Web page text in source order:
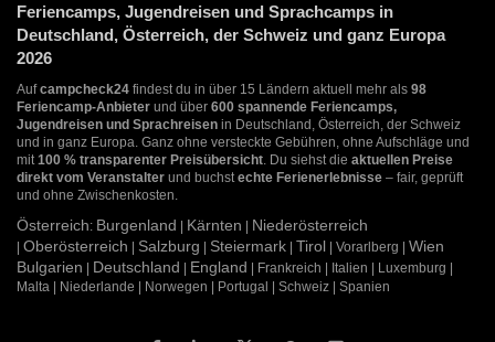
Feriencamps, Jugendreisen und Sprachcamps in
Deutschland, Österreich, der Schweiz und ganz Europa
2026
Aufcampcheck24 findest du in über 15 Ländern aktuell mehr als 98
Feriencamp-Anbieter und über 600 spannende Feriencamps,
Jugendreisen und Sprachreisen in Deutschland, Österreich, der Schweiz
und in ganz Europa. Ganz ohne versteckte Gebühren, ohne Aufschläge und
mit100 % transparenter Preisübersicht. Du siehst die aktuellen Preise
direkt vom Veranstalter und buchstechte Ferienerlebnisse – fair, geprüft
und ohne Zwischenkosten.
Österreich: Burgenland | Kärnten | Niederösterreich
| Oberösterreich | Salzburg | Steiermark | Tirol | Vorarlberg | Wien
Bulgarien | Deutschland | England | Frankreich | Italien | Luxemburg |
Malta | Niederlande | Norwegen | Portugal | Schweiz | Spanien